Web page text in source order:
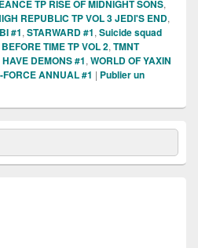
TP RISE OF MIDNIGHT SONS,
REPUBLIC TP VOL 3 JEDI'S END,
#1, STARWARD #1, Suicide squad
TIME TP VOL 2, TMNT
HAVE DEMONS #1, WORLD OF YAXIN
FORCE ANNUAL #1 | Publier un